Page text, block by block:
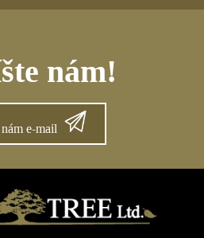
nám!
e-mail